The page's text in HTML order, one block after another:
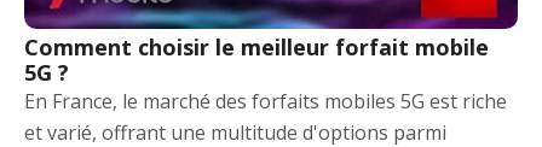
Comment choisir le meilleur forfait mobile
5G ?
En France, le marché des forfaits mobiles 5G est riche
et varié, offrant une multitude d'options parmi